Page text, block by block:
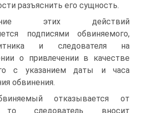
разъяснить его сущность.
этих действий
подписями обвиняемого,
и следователя на
о привлечении в качестве
с указанием даты и часа
обвинения.
отказывается от
то следователь вносит